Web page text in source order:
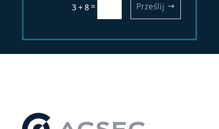
3 + 8= Prześlij